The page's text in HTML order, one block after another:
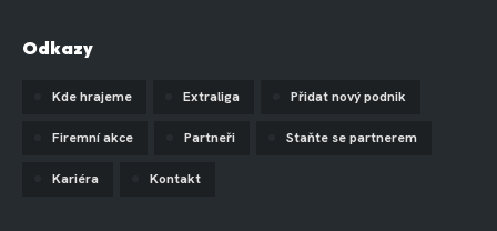
Odkazy
Kde hrajeme Extraliga Přidat nový podnik
Firemní akce Partneři Staňte se partnerem
Kariéra Kontakt